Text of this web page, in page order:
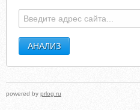
powered by prlog.ru